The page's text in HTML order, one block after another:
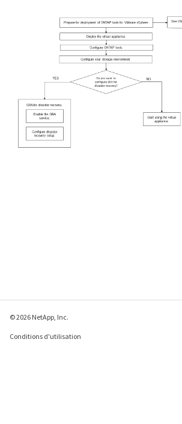
© 2026 NetApp, Inc.
Conditions d'utilisation